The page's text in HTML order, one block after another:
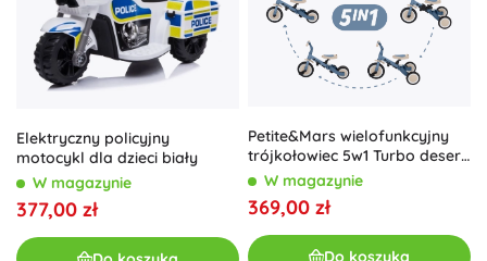
Elektryczny policyjny
motocykl dla dzieci biały
W magazynie
377,00 zł
Petite&Mars wielofunkcyjny
trójkołowiec 5w1 Turbo desert
sandW magazynie
369,00 zł
Do koszyka